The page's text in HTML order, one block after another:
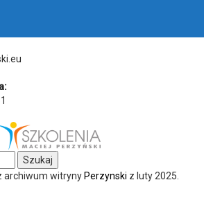
archiwum witryny Perzynski z luty 2025.